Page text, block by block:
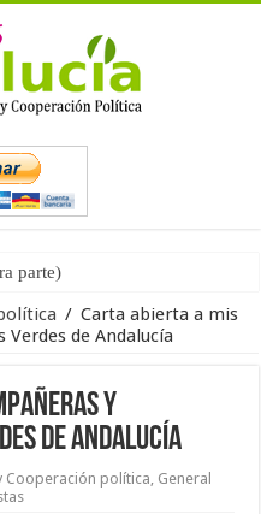
parte)elecciones generales
/ Carta abierta a mis
de Andalucía
y
de Andalucía
Cooperación política, General